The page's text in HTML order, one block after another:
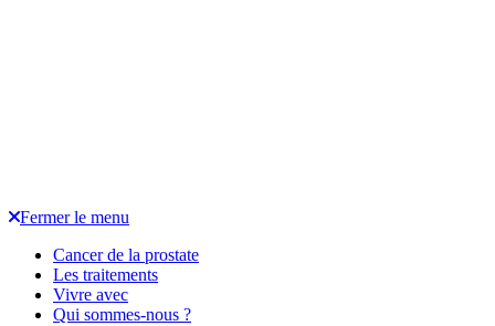
Fermer le menu
Cancer de la prostate
Les traitements
Vivre avec
Qui sommes-nous ?